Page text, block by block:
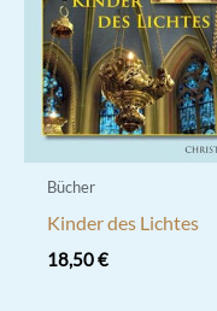
Bücher
Kinder des Lichtes
18,50€